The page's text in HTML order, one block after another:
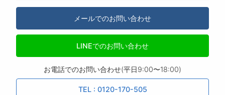
メールでのお問い合わせ
LINEでのお問い合わせ
お電話でのお問い合わせ(平日9:00〜18:00)
TEL : 0120-170-505